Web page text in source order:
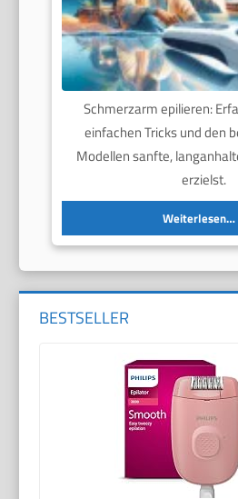
Schmerzarm epilieren:
einfachen Tricks und den
Modellen sanfte,
erzielst.
Weiterlesen…
BESTSELLER